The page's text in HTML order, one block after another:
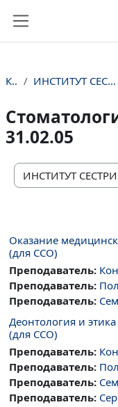
Курсы ИНСТИТУТ СЕСТРИНСКОГО ОБРАЗОВАНИЯ
31.02.05
Категории курсов
Оказание
(для ССО)
Преподаватель:
Преподаватель:
Преподаватель:
Деонтология и
(для ССО)
Преподаватель:
Преподаватель:
Преподаватель:
Преподаватель: